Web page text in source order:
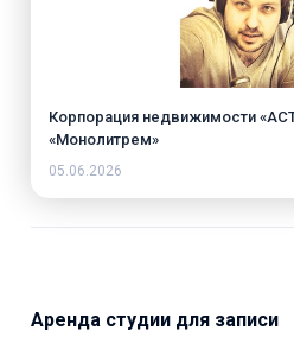
Корпорация недвижимости
«Монолитрем»
05.06.2026
Аренда студии для записи